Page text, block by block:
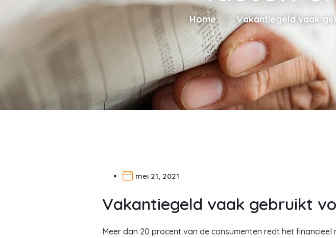
Home Vakantiegeld vaak
mei 21, 2021
Vakantiegeld vaak gebruikt
Meer dan 20 procent van de consumenten redt het